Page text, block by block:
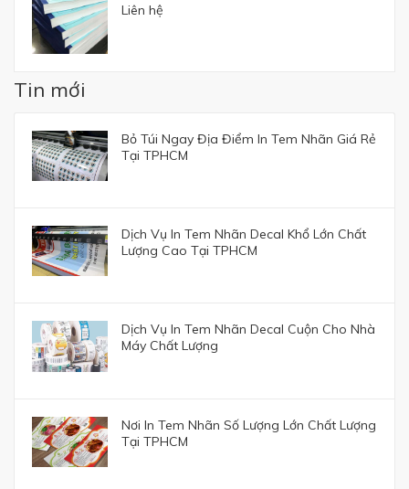
Liên hệ
Tin mới
Bỏ Túi Ngay Địa Điểm In Tem Nhãn Giá Rẻ
Tại TPHCM
Dịch Vụ In Tem Nhãn Decal Khổ Lớn Chất
Lượng Cao Tại TPHCM
Dịch Vụ In Tem Nhãn Decal Cuộn Cho Nhà
Máy Chất Lượng
Nơi In Tem Nhãn Số Lượng Lớn Chất Lượng
Tại TPHCM